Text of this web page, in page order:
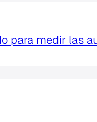
para medir las